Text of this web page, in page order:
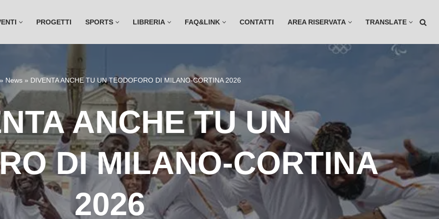
PROGETTI SPORTS LIBRERIA FAQ&LINK CONTATTI AREA RISERVATA TRANSLATE
» News» DIVENTA ANCHE TU UN TEODOFORO DI MILANO-CORTINA 2026
ANCHE TU UN
DI MILANO-CORTINA
2026